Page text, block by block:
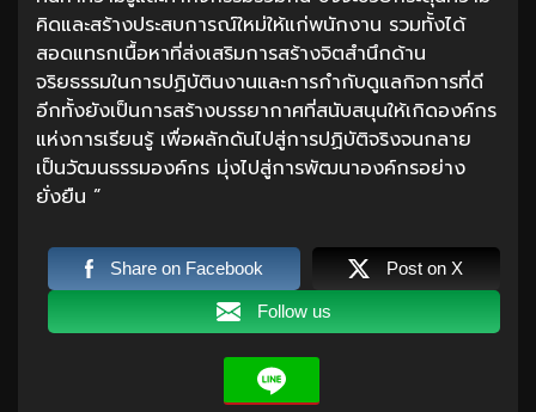
คิดและสร้างประสบการณ์ใหม่ให้แก่พนักงาน รวมทั้งได้
สอดแทรกเนื้อหาที่ส่งเสริมการสร้างจิตสำนึกด้าน
จริยธรรมในการปฏิบัตินงานและการกำกับดูแลกิจการที่ดี
อีกทั้งยังเป็นการสร้างบรรยากาศที่สนับสนุนให้เกิดองค์กร
แห่งการเรียนรู้ เพื่อผลักดันไปสู่การปฏิบัติจริงจนกลาย
เป็นวัฒนธรรมองค์กร มุ่งไปสู่การพัฒนาองค์กรอย่าง
ยั่งยืน ”
Share on Facebook Post on X
Follow us